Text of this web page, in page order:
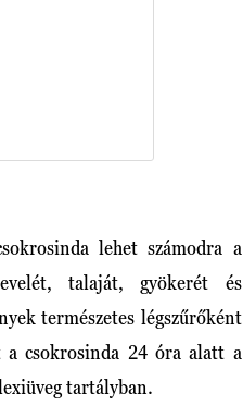
lehet számodra a
talaját, gyökerét és
természetes légszűrőként
a csokrosinda 24 óra alatt a
tartályban.